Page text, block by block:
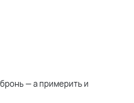
— а примерить и